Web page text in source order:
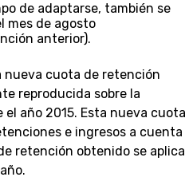
de adaptarse, también se
mes de agosto
anterior).
nueva cuota de retención
reproducida sobre la
año 2015. Esta nueva cuota
e ingresos a cuenta
retención obtenido se